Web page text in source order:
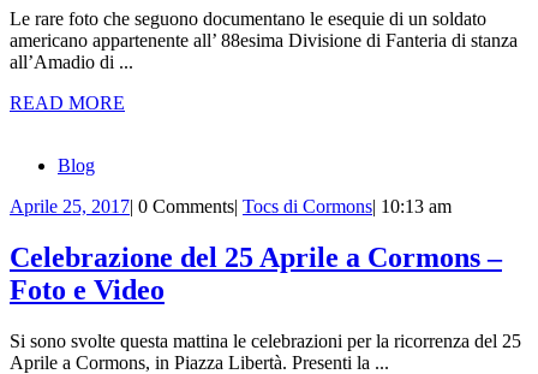
foto
delle
esequie
soldato
Americano
nel
Duomo
Cormons
Le rare foto che seguono documentano le esequie di un soldato
americano appartenente all’ 88esima Divisione di Fanteria di stanza
all’Amadio di ...
READ MORE
Blog
Aprile 25, 2017Aprile
| 0 Comments| Tocs di CormonsTocs
Cormons
| 10:13 am
Celebrazione del 25 Aprile a Cormons –
Foto e Video
25
Si sono svolte questa mattina le celebrazioni per la ricorrenza del 25
Aprile a Cormons, in Piazza Libertà. Presenti la ...